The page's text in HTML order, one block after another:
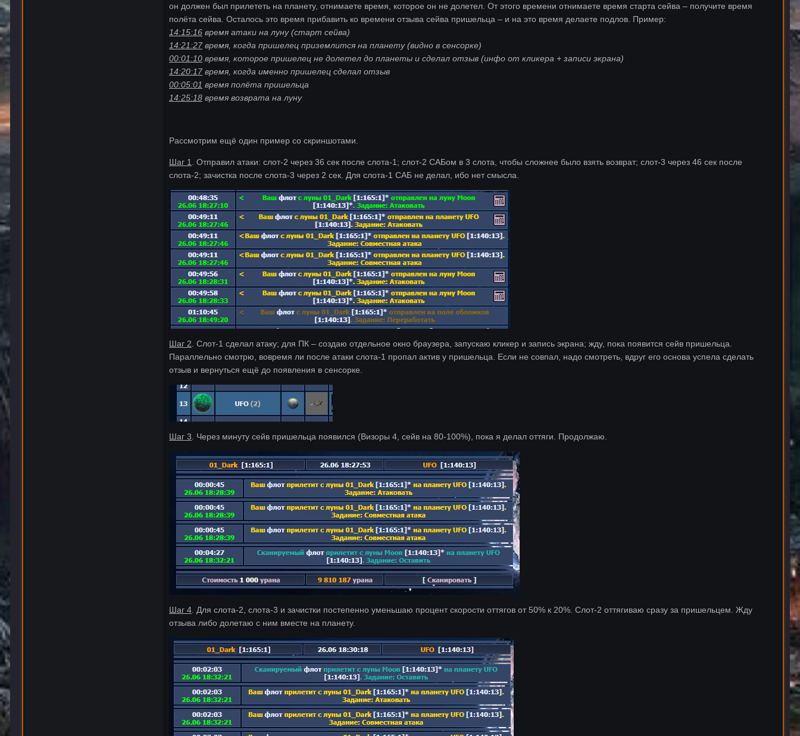
он должен был прилететь на планету, отнимаете время, которое он не долетел. От этого времени отнимаете время старта сейва – получите время
полёта сейва. Осталось это время прибавить ко времени отзыва сейва пришельца – и на это время делаете подлов. Пример:
14:15:16 время атаки на луну (старт сейва)
14:21:27 время, когда пришелец приземлится на планету (видно в сенсорке)
00:01:10 время, которое пришелец не долетел до планеты и сделал отзыв (инфо от кликера + записи экрана)
14:20:17 время, когда именно пришелец сделал отзыв
00:05:01 время полёта пришельца
14:25:18 время возврата на луну
Рассмотрим ещё один пример со скриншотами.
Шаг 1
. Отправил атаки: слот-2 через 36 сек после слота-1; слот-2 САБом в 3 слота, чтобы сложнее было взять возврат; слот-3 через 46 сек после
слота-2; зачистка после слота-3 через 2 сек. Для слота-1 САБ не делал, ибо нет смысла.
Шаг 2 . Слот-1 сделал атаку; для ПК – создаю отдельное окно браузера, запускаю кликер и запись экрана; жду, пока появится сейв пришельца.
Параллельно смотрю, вовремя ли после атаки слота-1 пропал актив у пришельца. Если не совпал, надо смотреть, вдруг его основа успела сделать
отзыв и вернуться ещё до появления в сенсорке.
Шаг 3 . Через минуту сейв пришельца появился (Визоры 4, сейв на 80-100%), пока я делал оттяги. Продолжаю.
Шаг 4 . Для слота-2, слота-3 и зачистки постепенно уменьшаю процент скорости оттягов от 50% к 20%. Слот-2 оттягиваю сразу за пришельцем. Жду
отзыва либо долетаю с ним вместе на планету.